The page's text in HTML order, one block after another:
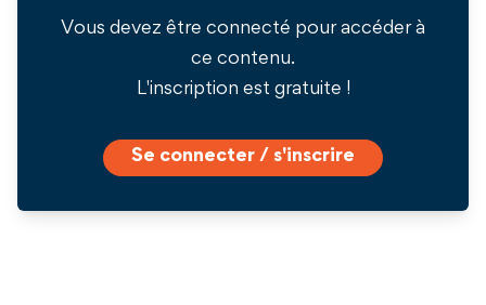
Vous devez être connecté pour accéder à
ce contenu.
L'inscription est gratuite !
Se connecter / s'inscrire